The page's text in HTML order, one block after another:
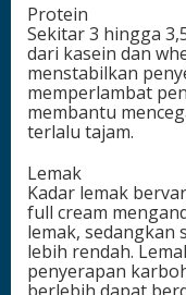
Protein
Sekitar 3 hingga
dari kasein dan
menstabilkan
memperlambat
membantu
terlalu tajam.
Lemak
Kadar lemak
full cream
lemak, sedangkan
lebih rendah.
penyerapan